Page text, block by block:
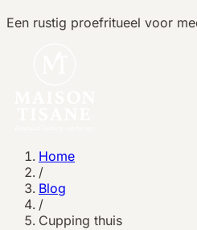
Een rustig proefritueel voor
Home
/
Blog
/
Cupping thuis